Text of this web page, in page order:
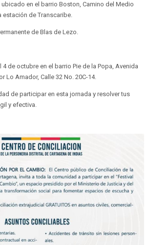
en el barrio Boston, Camino del Medio
estación de Transcaribe.
de Blas de Lezo.
de octubre en el barrio Pie de la Popa, Avenida
Lo Amador, Calle 32 No. 20C-14.
de participar en esta jornada y resolver tus
y efectiva.